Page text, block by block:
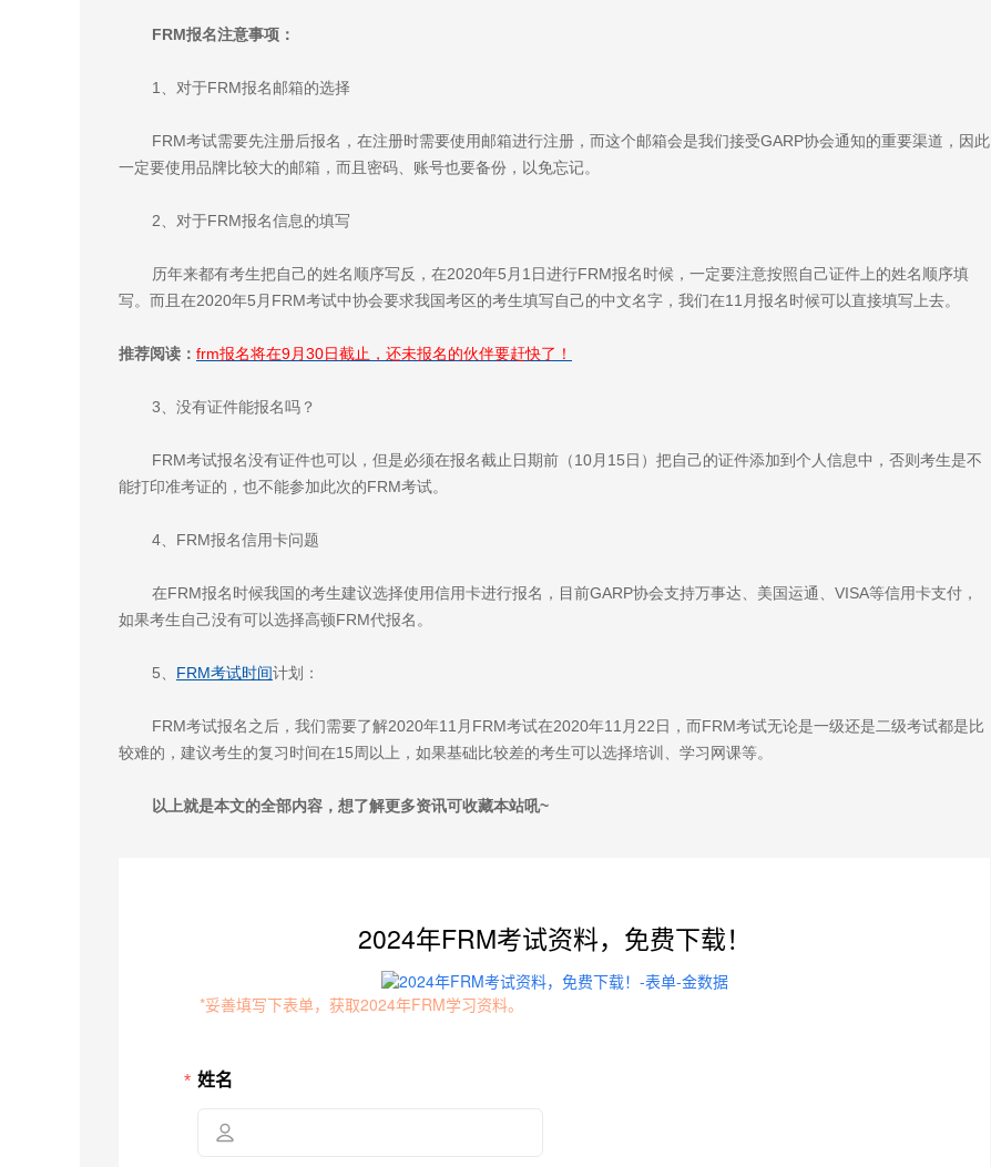
FRM报名注意事项：
1、对于FRM报名邮箱的选择
FRM考试需要先注册后报名，在注册时需要使用邮箱进行注册，而这个邮箱会是我们接受GARP协会通知的重要渠道，因此
一定要使用品牌比较大的邮箱，而且密码、账号也要备份，以免忘记。
2、对于FRM报名信息的填写
历年来都有考生把自己的姓名顺序写反，在2020年5月1日进行FRM报名时候，一定要注意按照自己证件上的姓名顺序填
写。而且在2020年5月FRM考试中协会要求我国考区的考生填写自己的中文名字，我们在11月报名时候可以直接填写上去。
推荐阅读： frm报名将在9月30日截止，还未报名的伙伴要赶快了！
3、没有证件能报名吗？
FRM考试报名没有证件也可以，但是必须在报名截止日期前（10月15日）把自己的证件添加到个人信息中，否则考生是不
能打印准考证的，也不能参加此次的FRM考试。
4、FRM报名信用卡问题
在FRM报名时候我国的考生建议选择使用信用卡进行报名，目前GARP协会支持万事达、美国运通、VISA等信用卡支付，
如果考生自己没有可以选择高顿FRM代报名。
5、 FRM考试时间计划：
FRM考试报名之后，我们需要了解2020年11月FRM考试在2020年11月22日，而FRM考试无论是一级还是二级考试都是比
较难的，建议考生的复习时间在15周以上，如果基础比较差的考生可以选择培训、学习网课等。
以上就是本文的全部内容，想了解更多资讯可收藏本站吼~